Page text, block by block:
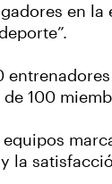
en la
100
equipos
la